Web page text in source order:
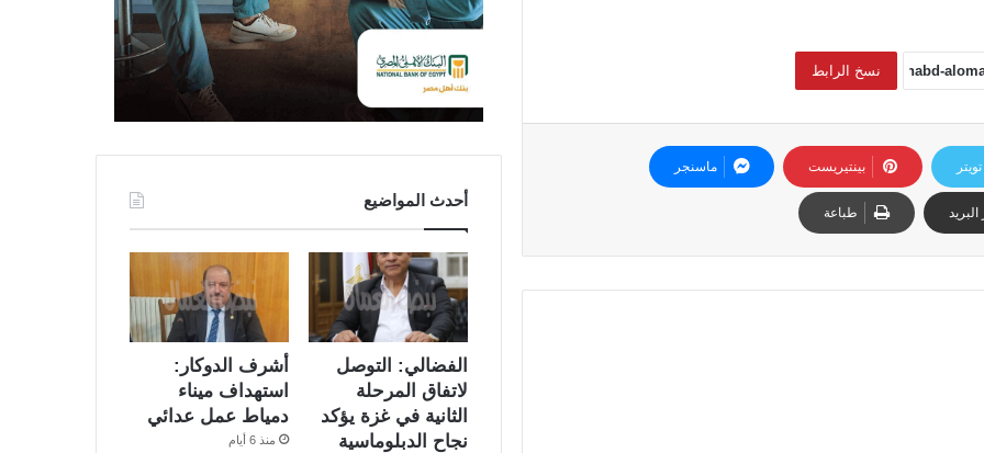
نسخ الرابط
تويتر بينتيريست ماسنجر
طباعة
أحدث المواضيع
الفضالي: التوصل
لاتفاق المرحلة
الثانية في غزة يؤكد
نجاح الدبلوماسية
أشرف الدوكار:
استهداف ميناء
دمياط عمل عدائي
منذ 6 أيام